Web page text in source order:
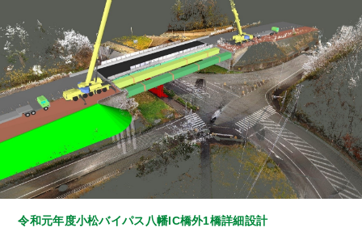
令和元年度小松バイパス八幡IC橋外1橋詳細設計